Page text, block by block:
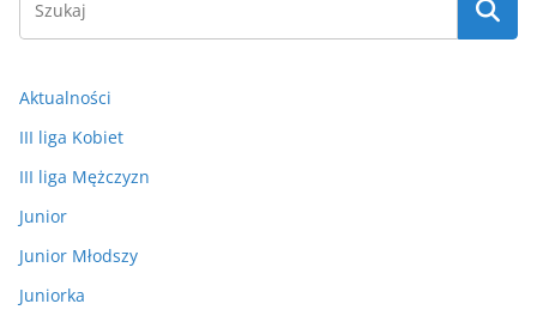
Aktualności
III liga Kobiet
III liga Mężczyzn
Junior
Junior Młodszy
Juniorka